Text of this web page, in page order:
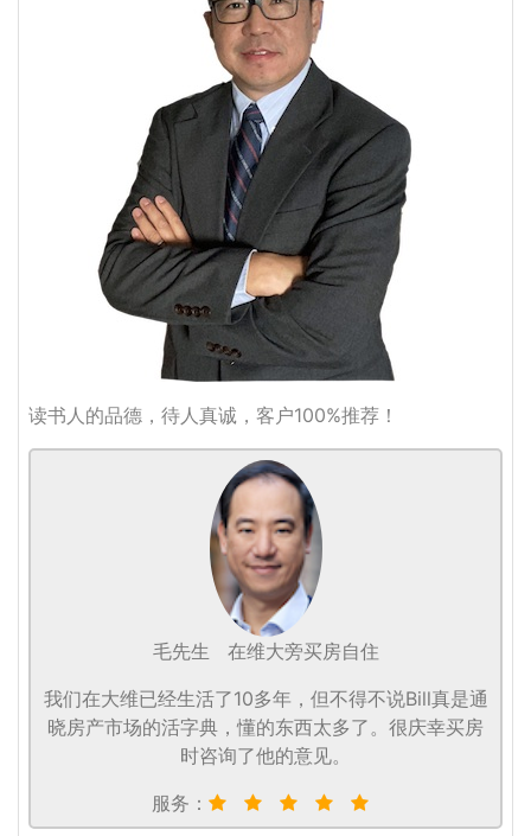
读书人的品德，待人真诚，客户100%推荐！
毛先生
在维大旁买房自住
我们在大维已经生活了10多年，但不得不说Bill真是通
晓房产市场的活字典，懂的东西太多了。很庆幸买房
时咨询了他的意见。
服务：